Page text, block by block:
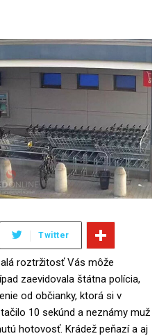
Twitter
roztržitosť Vás môže
zaevidovala štátna polícia,
od občianky, ktorá si v
10 sekúnd a neznámy muž
hotovosť. Krádež peňazí a aj